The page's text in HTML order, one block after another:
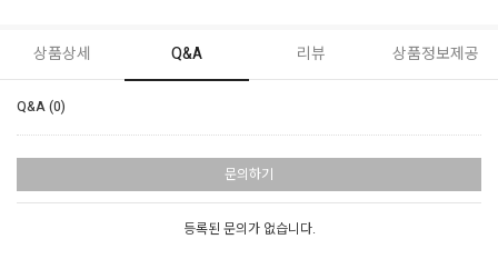
상품상세 Q&A 리뷰 상품정보제공
Q&A (0)
문의하기
등록된 문의가 없습니다.